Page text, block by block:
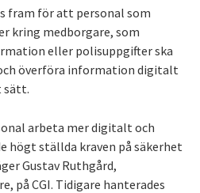
fram för att personal som
kring medborgare, som
eller polisuppgifter ska
överföra information digitalt
sätt.
arbeta mer digitalt och
högt ställda kraven på säkerhet
Gustav Ruthgård,
på CGI. Tidigare hanterades